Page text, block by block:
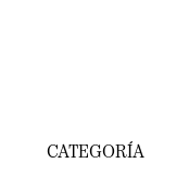
CATEGORÍA